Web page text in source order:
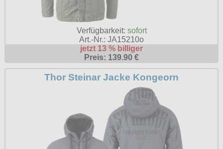
Verfügbarkeit: sofort
Art.-Nr.: JA15210o
jetzt 13 % billiger
Preis: 139.90 €
Thor Steinar Jacke Kongeorn